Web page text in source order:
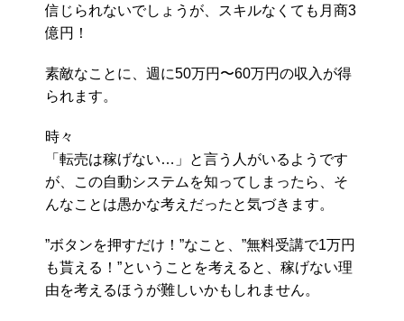
信じられないでしょうが、スキルなくても月商3
億円！
素敵なことに、週に50万円〜60万円の収入が得
られます。
時々
「転売は稼げない…」と言う人がいるようです
が、この自動システムを知ってしまったら、そ
んなことは愚かな考えだったと気づきます。
”ボタンを押すだけ！”なこと、”無料受講で1万円
も貰える！”ということを考えると、稼げない理
由を考えるほうが難しいかもしれません。